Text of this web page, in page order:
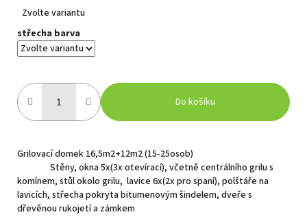
cena:
Zvolte variantu
střecha barva
Do košíku
Grilovací domek 16,5m2+12m2 (15-25osob)
Stěny, okna 5x(3x otevírací), včetně centrálního grilu s
komínem, stůl okolo grilu, lavice 6x(2x pro spaní), polštáře na
lavicích, střecha pokryta bitumenovým šindelem, dveře s
dřevěnou rukojetí a zámkem